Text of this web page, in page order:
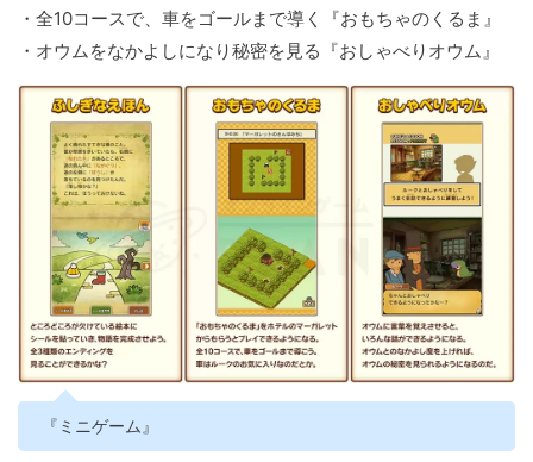
・全10コースで、車をゴールまで導く『おもちゃのくるま』
・オウムをなかよしになり秘密を見る『おしゃべりオウム』
『ミニゲーム』